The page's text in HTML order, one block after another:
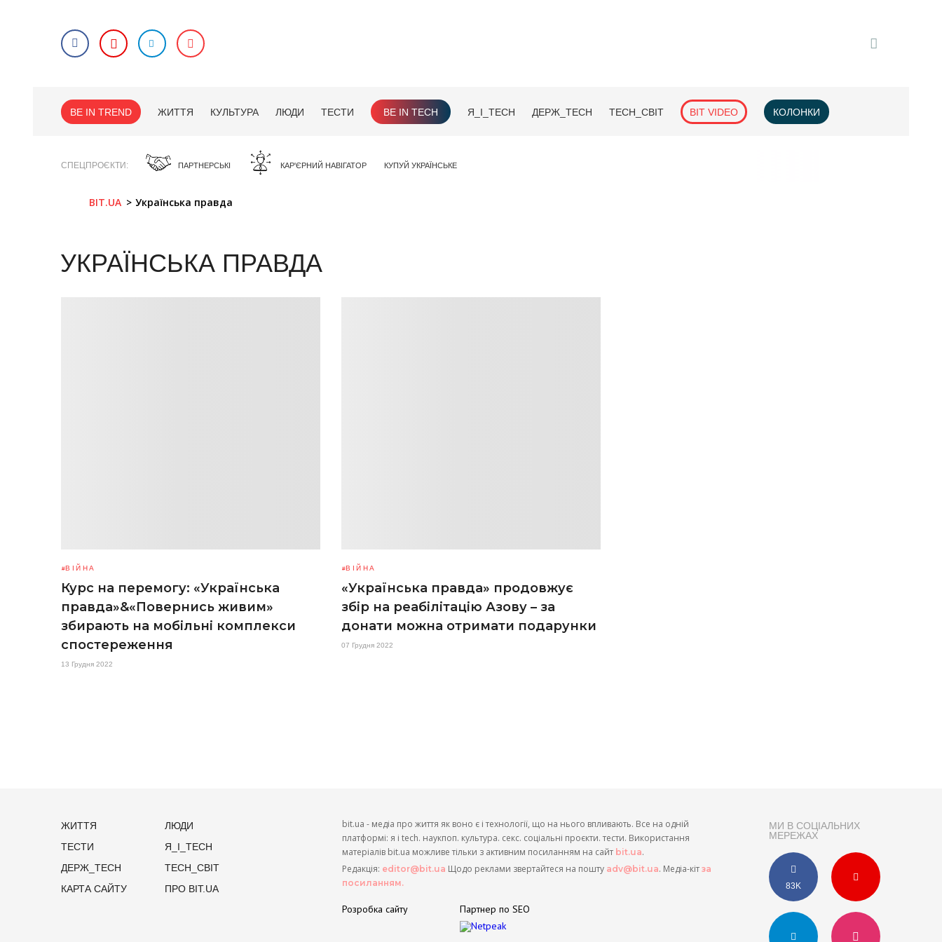
BE IN TREND ЖИТТЯ КУЛЬТУРА ЛЮДИ ТЕСТИ BE IN TECH Я_І_TECH ДЕРЖ_TECH TECH_СВІТ BIT VIDEO КОЛОНКИ
СПЕЦПРОЄКТИ ПАРТНЕРСЬКІ КАР'ЄРНИЙ НАВІГАТОР КУПУЙ УКРАЇНСЬКЕ
BIT.UA Українська правда
УКРАЇНСЬКА ПРАВДА
ВІЙНА
Курс на перемогу: «Українська
правда»&«Повернись живим»
збирають на мобільні комплекси
спостереження
13 Грудня 2022
ВІЙНА
«Українська правда» продовжує
збір на реабілітацію Азову – за
донати можна отримати подарунки
07 Грудня 2022
ЖИТТЯ
ЛЮДИ
ТЕСТИ
Я_І_TECH
ДЕРЖ_TECH
TECH_СВІТ
КАРТА САЙТУ
ПРО BIT.UA
МИ В СОЦІАЛЬНИХ
МЕРЕЖАХ
83K
bit.ua - медіа про життя як воно є і технології, що на нього впливають. Все на одній
платформі: я і tech. наукпоп. культура. секс. соціальні проєкти. тести. Використання
матеріалів bit.ua можливе тільки з активним посиланням на сайт bit.ua.
Редакція: editor@bit.ua Щодо реклами звертайтеся на пошту adv@bit.ua. Медіа-кіт за
посиланням.
Розробка сайту Партнер по SEO